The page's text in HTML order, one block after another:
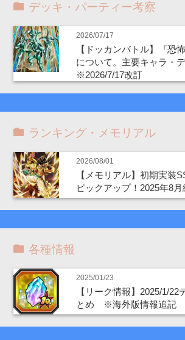
デッキ・パーティー考察
2026/07/17
【ドッカンバトル】『恐
について。主要キャラ・
※2026/7/17改訂
ランキング・メモリアル
2026/08/01
【メモリアル】初期実装
ピックアップ！2025年8月
各種情報
2025/01/23
【リーク情報】2025/1/22
とめ ※海外版情報追記